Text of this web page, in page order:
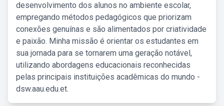
desenvolvimento dos alunos no ambiente escolar,
empregando métodos pedagógicos que priorizam
conexões genuínas e são alimentados por criatividade
e paixão. Minha missão é orientar os estudantes em
sua jornada para se tornarem uma geração notável,
utilizando abordagens educacionais reconhecidas
pelas principais instituições acadêmicas do mundo -
dsw.aau.edu.et.